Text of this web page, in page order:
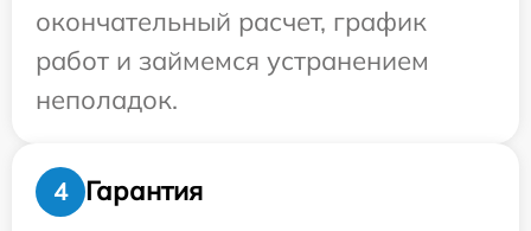
окончательный расчет, график
работ и займемся устранением
неполадок.
4
Гарантия